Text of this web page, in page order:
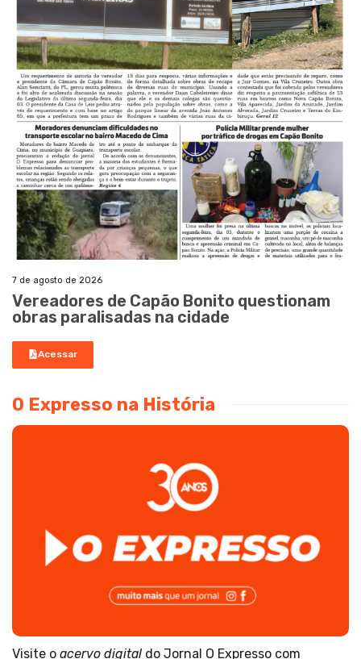
7 de agosto de 2026
Vereadores de Capão Bonito questionam
obras paralisadas na cidade
Acessar
O Expresso na História
Visite o acervo digital do Jornal O Expresso com